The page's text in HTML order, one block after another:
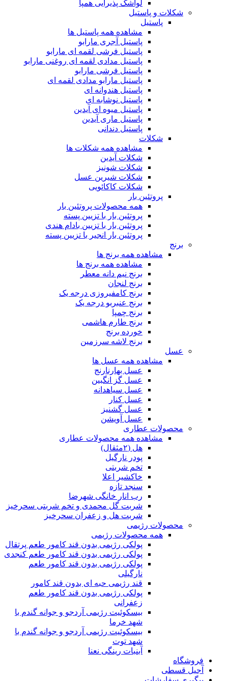
لواشک پذیرایی همپا
شکلات و پاستیل
پاستیل
مشاهده همه پاستیل ها
پاستیل آجری مارابو
پاستیل فرشی لقمه ای مارابو
پاستیل مدادی لقمه ای روغنی مارابو
پاستیل فرشی مارابو
پاستیل مارابو مدادی لقمه ای
پاستیل هندوانه ای
پاستیل نوشابه ای
پاستیل میوه ای آیدین
پاستیل ماری آیدین
پاستیل دندانی
شکلات
مشاهده همه شکلات ها
شکلات آیدین
شکلات شونیز
شکلات شیرین عسل
شکلات کاکائویی
پروتئین بار
همه محصولات پروتئین بار
پروتئین بار با تزیین پسته
پروتئین بار با تزیین بادام هندی
پروتئین بار انجیر با تزیین پسته
برنج
مشاهده همه برنج ها
مشاهده همه برنج ها
برنج نیم دانه معطر
برنج لنجان
برنج کامفیروزی درجه یک
برنج عنبربو درجه یک
برنج چمپا
برنج طارم هاشمی
خورده برنج
برنج لاشه سرزمین
عسل
مشاهده همه عسل ها
عسل بهارنارنج
عسل گز انگبین
عسل سیاهدانه
عسل کنار
عسل گشنیز
عسل آویشن
محصولات عطاری
مشاهده همه محصولات عطاری
هل (۲مثقال)
پودر نارگیل
تخم شربتی
خاکشیر اعلا
سنجد تازه
رب انار خانگی شهرضا
شربت گل محمدی و تخم شربتی سحرخیز
شربت هل و زعفران سحرخیز
محصولات رژیمی
همه محصولات رژیمی
پولکی رژیمی بدون قند کامور طعم پرتقال
پولکی رژیمی بدون قند کامور طعم کنجدی
پولکی رژیمی بدون قند کامور طعم
نارگیلی
قند رژیمی حبه ای بدون قند کامور
پولکی رژیمی بدون قند کامور طعم
زعفرانی
بيسکوئيت رژیمی آردجو و جوانه گندم با
شهد خرما
بيسکوئيت رژیمی آردجو و جوانه گندم با
شهد توت
آبنبات رینگی نعنا
فروشگاه
آجیل قسطی